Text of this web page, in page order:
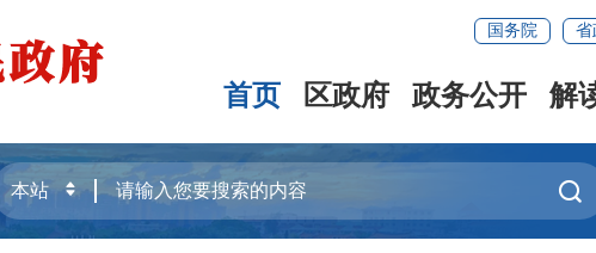
国务院 省
首页 区政府 政务公开 解